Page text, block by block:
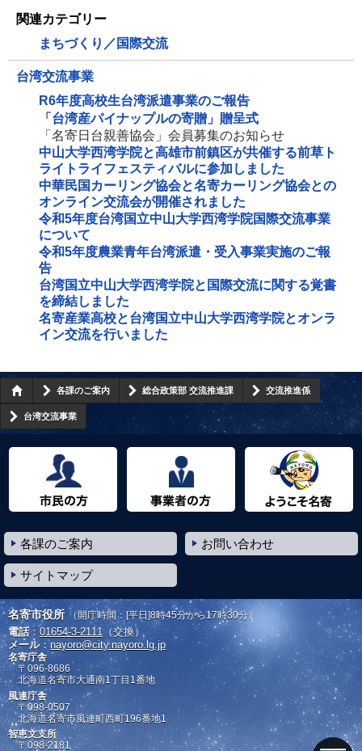
関連カテゴリー
まちづくり／国際交流
台湾交流事業
R6年度高校生台湾派遣事業のご報告
「台湾産パイナップルの寄贈」贈呈式
「名寄日台親善協会」会員募集のお知らせ
中山大学西湾学院と高雄市前鎮区が共催する前草ト
ライトライフェスティバルに参加しました
中華民国カーリング協会と名寄カーリング協会との
オンライン交流会が開催されました
令和5年度台湾国立中山大学西湾学院国際交流事業
について
令和5年度農業青年台湾派遣・受入事業実施のご報
告
台湾国立中山大学西湾学院と国際交流に関する覚書
を締結しました
名寄産業高校と台湾国立中山大学西湾学院とオンラ
イン交流を行いました
各課のご案内 総合政策部 交流推進課 交流推進係
台湾交流事業
各課のご案内 お問い合わせ
サイトマップ
名寄市役所 （開庁時間：[平日]8時45分から17時30分）
電話： 01654-3-2111 （交換）
メール： nayoro@city.nayoro.lg.jp
名寄庁舎
〒096-8686
北海道名寄市大通南1丁目1番地
風連庁舎
〒098-0507
北海道名寄市風連町西町196番地1
智恵文支所
〒098-2181